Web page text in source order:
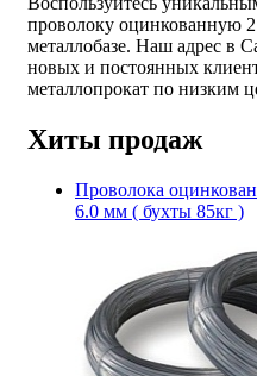
проволоку оцинкованную
металлобазе. Наш адрес в
новых и постоянных
металлопрокат по низким
Хиты продаж
Проволока
6.0 мм ( бухты 85кг )